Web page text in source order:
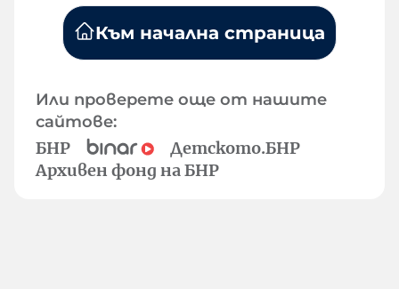
Към начална страница
Или проверете още от нашите
сайтове:
БНР
Детското.БНР
Архивен фонд на БНР